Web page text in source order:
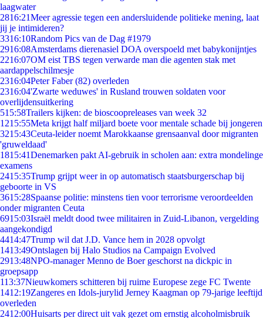
laagwater
2816:21Meer agressie tegen een andersluidende politieke mening, laat
jij je intimideren?
3316:10Random Pics van de Dag #1979
2916:08Amsterdams dierenasiel DOA overspoeld met babykonijntjes
2216:07OM eist TBS tegen verwarde man die agenten stak met
aardappelschilmesje
2316:04Peter Faber (82) overleden
2316:04'Zwarte weduwes' in Rusland trouwen soldaten voor
overlijdensuitkering
515:58Trailers kijken: de bioscoopreleases van week 32
1215:55Meta krijgt half miljard boete voor mentale schade bij jongeren
3215:43Ceuta-leider noemt Marokkaanse grensaanval door migranten
'gruweldaad'
1815:41Denemarken pakt AI-gebruik in scholen aan: extra mondelinge
examens
2415:35Trump grijpt weer in op automatisch staatsburgerschap bij
geboorte in VS
3615:28Spaanse politie: minstens tien voor terrorisme veroordeelden
onder migranten Ceuta
6915:03Israël meldt dood twee militairen in Zuid-Libanon, vergelding
aangekondigd
4414:47Trump wil dat J.D. Vance hem in 2028 opvolgt
1413:49Ontslagen bij Halo Studios na Campaign Evolved
2913:48NPO-manager Menno de Boer geschorst na dickpic in
groepsapp
113:37Nieuwkomers schitteren bij ruime Europese zege FC Twente
1412:19Zangeres en Idols-jurylid Jerney Kaagman op 79-jarige leeftijd
overleden
2412:00Huisarts per direct uit vak gezet om ernstig alcoholmisbruik